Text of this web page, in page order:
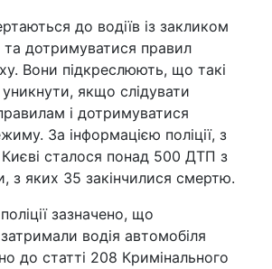
до водіїв із закликом
дотримуватися правил
Вони підкреслюють, що такі
якщо слідувати
і дотримуватися
За інформацією поліції, з
сталося понад 500 ДТП з
з яких 35 закінчилися смертю.
зазначено, що
водія автомобіля
до статті 208 Кримінального